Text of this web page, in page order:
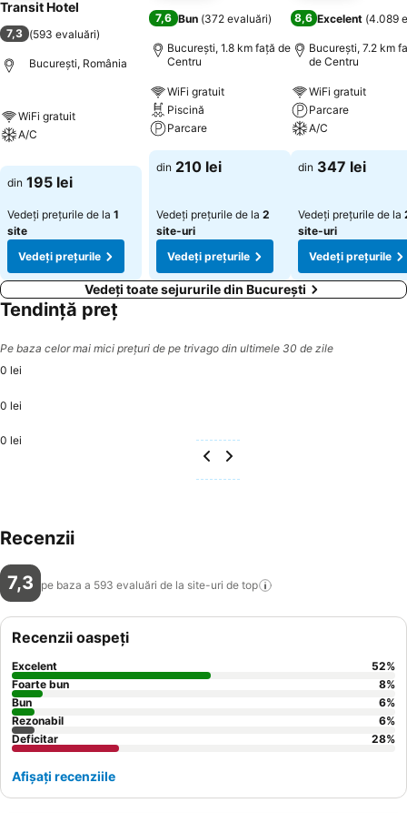
Transit Hotel
7,3 (593 evaluări)
București, România
WiFi gratuit
A/C
din 195 lei
Vedeți prețurile de la 1
site
Vedeți prețurile
7,6 Bun (372 evaluări)
București, 1.8 km faţă de
Centru
WiFi gratuit
Piscină
Parcare
din 210 lei
Vedeți prețurile de la 2
site-uri
Vedeți prețurile
8,6 Excelent (4.089
București, 7.2 km
de Centru
WiFi gratuit
Parcare
A/C
din 347 lei
Vedeți prețurile de la
site-uri
Vedeți prețurile
Vedeți toate sejururile din București
Tendință preț
Pe baza celor mai mici prețuri de pe trivago din ultimele 30 de zile
0 lei
0 lei
0 lei
Recenzii
7,3 pe baza a 593 evaluări de la site-uri de top
Recenzii oaspeți
Excelent 52%
Foarte bun
8%
Bun
6%
Rezonabil
6%
Deficitar
28%
Afișați recenziile